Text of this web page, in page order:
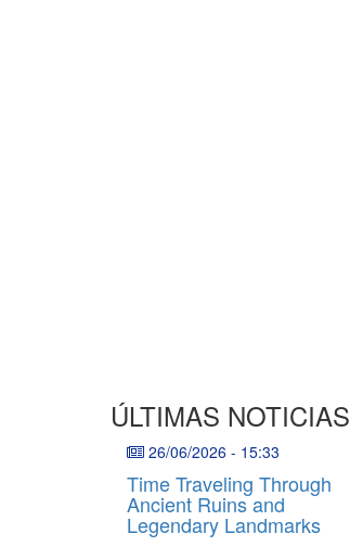
ÚLTIMAS NOTICIAS
26/06/2026 - 15:33
Time Traveling Through
Ancient Ruins and
Legendary Landmarks